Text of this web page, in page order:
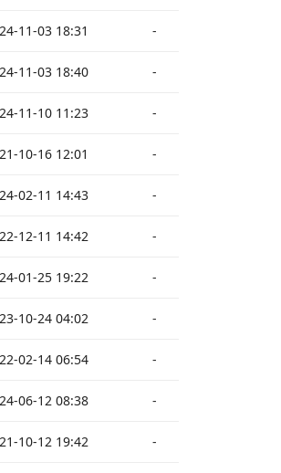
11-03 18:31 -
11-03 18:40 -
11-10 11:23 -
10-16 12:01 -
02-11 14:43 -
12-11 14:42 -
01-25 19:22 -
10-24 04:02 -
02-14 06:54 -
06-12 08:38 -
10-12 19:42 -